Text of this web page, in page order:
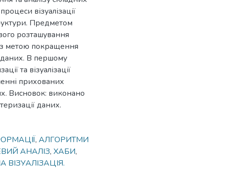
візуалізації
Предметом
розташування
з метою покращення
даних. В першому
та візуалізації
прихованих
Висновок: виконано
даних.
, АЛГОРИТМИ
АНАЛІЗ, ХАБИ,
ВІЗУАЛІЗАЦІЯ.